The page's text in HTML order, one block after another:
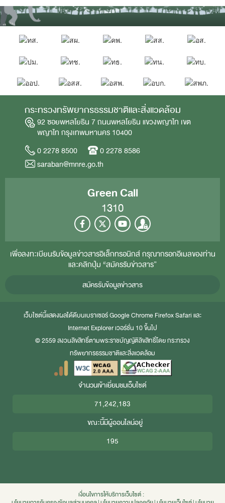
กระทรวงทรัพยากรธรรมชาติและสิ่งแวดล้อม
92 ซอยพหลโยธิน 7 ถนนพหลโยธิน แขวงพญาไท เขต
พญาไท กรุงเทพมหานคร 10400
0 2278 8500
0 2278 8586
saraban@mnre.go.th
Green Call
1310
เพื่อลงทะเบียนรับข้อมูลข่าวสารอิเล็กทรอนิกส์ กรุณากรอกอีเมลของท่าน
และคลิกปุ่ม “สมัครรับข่าวสาร”
สมัครรับข้อมูลข่าวสาร
เว็บไซต์นี้แสดงผลได้ดีบนเบราเซอร์Google Chrome FirefoxSafari และ
Internet Explorer เวอร์ชั่น 10 ขึ้นไป
© 2559 สงวนลิขสิทธิ์ตามพระราชบัญญัติลิขสิทธิ์โดย กระทรวง
ทรัพยากรธรรมชาติและสิ่งแวดล้อม
จำนวนเข้าเยี่ยมชมเว็บไซต์
71,242,183
ขณะนี้มีผู้ออนไลน์อยู่
195
เงื่อนไขการให้บริการเว็บไซต์ :